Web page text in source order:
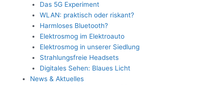
Das 5G Experiment
WLAN: praktisch oder riskant?
Harmloses Bluetooth?
Elektrosmog im Elektroauto
Elektrosmog in unserer Siedlung
Strahlungsfreie Headsets
Digitales Sehen: Blaues Licht
News & Aktuelles